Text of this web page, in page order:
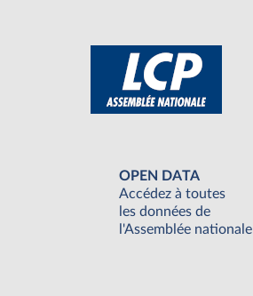
OPEN DATA
Accédez à toutes
les données de
l'Assemblée nationale